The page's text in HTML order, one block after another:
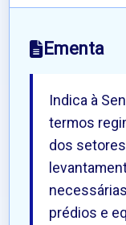
Ementa
Indica à
termos
dos
prédios e